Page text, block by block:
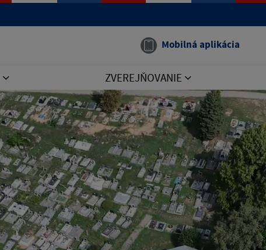
Mobilná aplikácia
ZVEREJŇOVANIE